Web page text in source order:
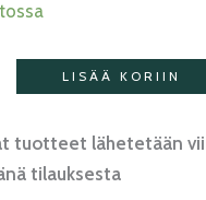
LISÄÄ KORIIN
tuotteet lähetetään
tilauksesta